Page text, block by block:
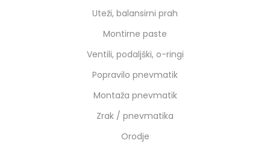
Uteži, balansirni prah
Montirne paste
Ventili, podaljški, o-ringi
Popravilo pnevmatik
Montaža pnevmatik
Zrak / pnevmatika
Orodje